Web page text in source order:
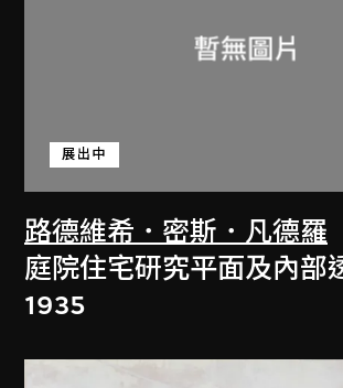
路德維希．密斯．凡德羅
展出中
庭院住宅研究平面及內部
1935